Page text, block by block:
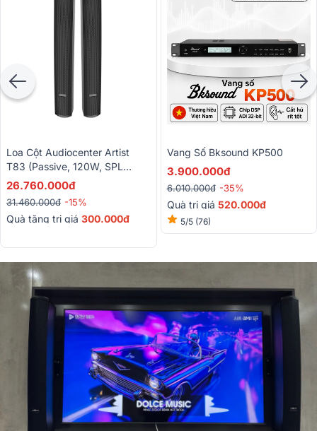
Loa Cột Audiocenter Artist
T83 (Passive, 120W, SPL
130dB, Từ Neo)
26.760.000đ
31.460.000đ -15%
Quà tặng trị giá 300.000đ
Vang Số Bksound KP500
3.900.000đ
6.010.000đ -35%
Quà trị giá 520.000đ
5/5 (76)